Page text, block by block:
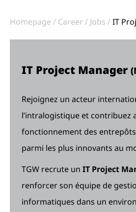
Homepage Career Jobs IT
IT Project Manager
Rejoignez un acteur
l’intralogistique et contribuez
fonctionnement des
parmi les plus innovants au
TGW recrute un IT Project
renforcer son équipe de
informatiques dans un